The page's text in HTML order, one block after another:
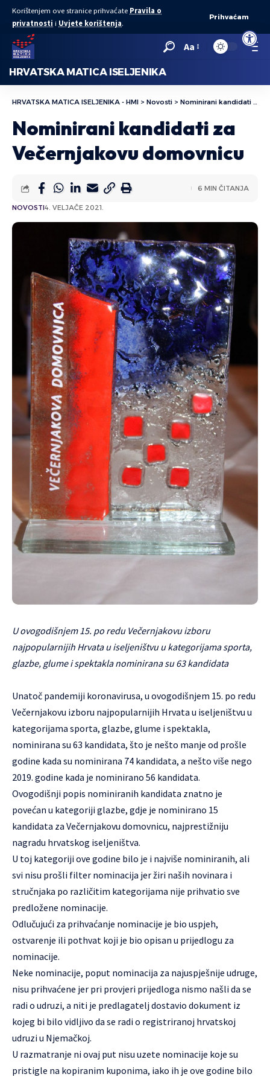
Open
Korištenjem ove stranice prihvaćate Pravila o
privatnosti i Uvjete korištenja.
Prihvaćam
Aa
HRVATSKA MATICA ISELJENIKA
HRVATSKA MATICA ISELJENIKA - HMI > Novosti > Nominirani kandidati za Večernjakovu domovnicu
Nominirani kandidati za
Večernjakovu domovnicu
NOVOSTI4. VELJAČE 2021.
6 MIN ČITANJA
U ovogodišnjem 15. po redu Večernjakovu izboru
najpopularnijih Hrvata u iseljeništvu u kategorijama sporta,
glazbe, glume i spektakla nominirana su 63 kandidata
Unatoč pandemiji koronavirusa, u ovogodišnjem 15. po redu
Večernjakovu izboru najpopularnijih Hrvata u iseljeništvu u
kategorijama sporta, glazbe, glume i spektakla,
nominirana su 63 kandidata, što je nešto manje od prošle
godine kada su nominirana 74 kandidata, a nešto više nego
2019. godine kada je nominirano 56 kandidata.
Ovogodišnji popis nominiranih kandidata znatno je
povećan u kategoriji glazbe, gdje je nominirano 15
kandidata za Večernjakovu domovnicu, najprestižniju
nagradu hrvatskog iseljeništva.
U toj kategoriji ove godine bilo je i najviše nominiranih, ali
svi nisu prošli filter nominacija jer žiri naših novinara i
stručnjaka po različitim kategorijama nije prihvatio sve
predložene nominacije.
Odlučujući za prihvaćanje nominacije je bio uspjeh,
ostvarenje ili pothvat koji je bio opisan u prijedlogu za
nominacije.
Neke nominacije, poput nominacija za najuspješnije udruge,
nisu prihvaćene jer pri provjeri prijedloga nismo našli da se
radi o udruzi, a niti je predlagatelj dostavio dokument iz
kojeg bi bilo vidljivo da se radi o registriranoj hrvatskoj
udruzi u Njemačkoj.
U razmatranje ni ovaj put nisu uzete nominacije koje su
pristigle na kopiranim kuponima, iako ih je ove godine bilo